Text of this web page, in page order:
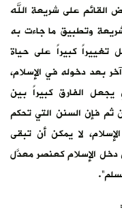
القائم على شريعة الله
وتطبيق ما جاءت به
كبيراً على حياة
بعد دخوله في الإسلام،
يجعل الفارق كبيراً بين
ثم فإن السنن التي تحكم
لا يمكن أن تبقى
دخل الإسلام كعنصر معدَّل